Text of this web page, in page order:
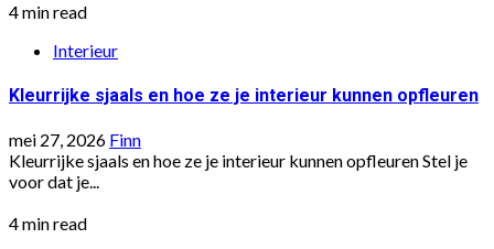
4 min read
Interieur
Kleurrijke sjaals en hoe ze je interieur kunnen opfleuren
mei 27, 2026 Finn
Kleurrijke sjaals en hoe ze je interieur kunnen opfleuren Stel je
voor dat je...
4 min read